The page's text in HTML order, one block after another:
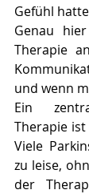
Gefühl
Genau
Therapie
und wenn
Ein
Therapie
Viele
zu leise,
der